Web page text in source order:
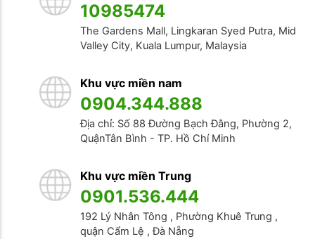
10985474
The Gardens Mall, Lingkaran Syed Putra, Mid
Valley City, Kuala Lumpur, Malaysia
Khu vực miền nam
0904.344.888
Địa chỉ: Số 88 Đường Bạch Đằng, Phường 2,
QuậnTân Bình - TP. Hồ Chí Minh
Khu vực miền Trung
0901.536.444
192 Lý Nhân Tông , Phường Khuê Trung ,
quận Cẩm Lệ , Đà Nẵng